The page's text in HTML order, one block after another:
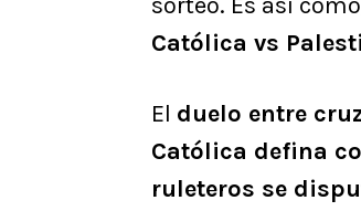
Católica vs
El duelo entre
Católica defina
ruleteros se